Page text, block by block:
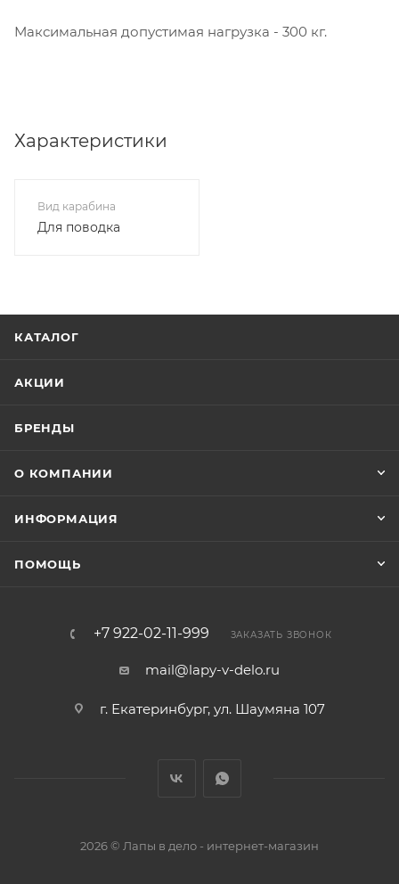
Максимальная допустимая нагрузка - 300 кг.
Характеристики
Вид карабина
Для поводка
КАТАЛОГ
АКЦИИ
БРЕНДЫ
О КОМПАНИИ
ИНФОРМАЦИЯ
ПОМОЩЬ
+7 922-02-11-999 ЗАКАЗАТЬ ЗВОНОК
mail@lapy-v-delo.ru
г. Екатеринбург, ул. Шаумяна 107
2026 © Лапы в дело - интернет-магазин